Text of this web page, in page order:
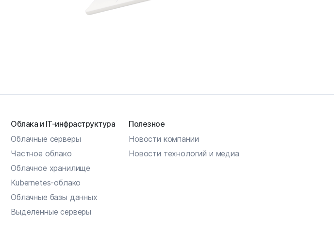
Облака и IT-инфраструктура
Облачные серверы
Частное облако
Облачное хранилище
Kubernetes-облако
Облачные базы данных
Выделенные серверы
Полезное
Новости компании
Новости технологий и медиа